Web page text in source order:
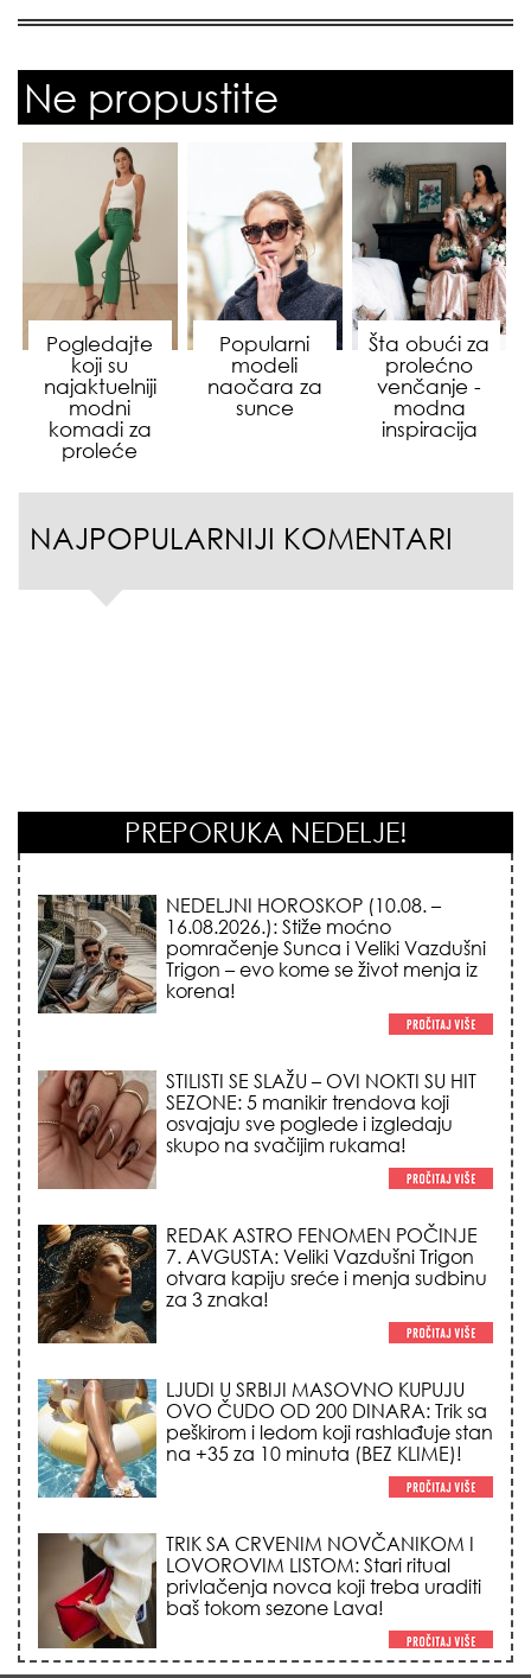
Ne propustite
Pogledajte
koji su
najaktuelniji
modni
komadi za
proleće
Popularni
modeli
naočara za
sunce
Šta obući za
prolećno
venčanje -
modna
inspiracija
NAJPOPULARNIJI KOMENTARI
PREPORUKA NEDELJE!
NEDELJNI HOROSKOP (10.08. –
16.08.2026.): Stiže moćno
pomračenje Sunca i Veliki Vazdušni
Trigon – evo kome se život menja iz
korena!
STILISTI SE SLAŽU – OVI NOKTI SU HIT
SEZONE: 5 manikir trendova koji
osvajaju sve poglede i izgledaju
skupo na svačijim rukama!
REDAK ASTRO FENOMEN POČINJE
7. AVGUSTA: Veliki Vazdušni Trigon
otvara kapiju sreće i menja sudbinu
za 3 znaka!
LJUDI U SRBIJI MASOVNO KUPUJU
OVO ČUDO OD 200 DINARA: Trik sa
peškirom i ledom koji rashlađuje stan
na +35 za 10 minuta (BEZ KLIME)!
TRIK SA CRVENIM NOVČANIKOM I
LOVOROVIM LISTOM: Stari ritual
privlačenja novca koji treba uraditi
baš tokom sezone Lava!